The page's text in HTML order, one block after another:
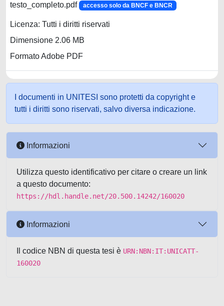
testo_completo.pdf accesso solo da BNCF e BNCR
Licenza: Tutti i diritti riservati
Dimensione 2.06 MB
Formato Adobe PDF
I documenti in UNITESI sono protetti da copyright e
tutti i diritti sono riservati, salvo diversa indicazione.
Informazioni
Utilizza questo identificativo per citare o creare un link
a questo documento:
https://hdl.handle.net/20.500.14242/160020
Informazioni
Il codice NBN di questa tesi è URN:NBN:IT:UNICATT-
160020